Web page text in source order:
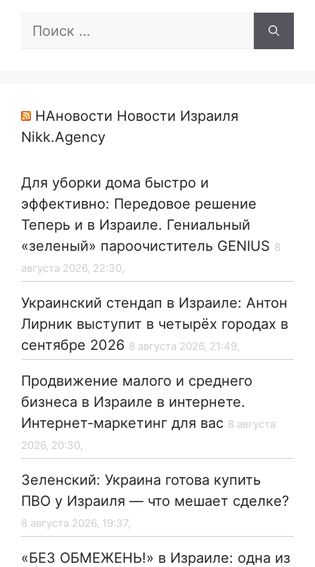
Поиск:
НАновости Новости Израиля
Nikk.Agency
Для уборки дома быстро и
эффективно: Передовое решение
Теперь и в Израиле. Гениальный
«зеленый» пароочиститель GENIUS 8
августа 2026, 22:30,
Украинский стендап в Израиле: Антон
Лирник выступит в четырёх городах в
сентябре 2026 8 августа 2026, 21:49,
Продвижение малого и среднего
бизнеса в Израиле в интернете.
Интернет-маркетинг для вас 8 августа
2026, 20:30,
Зеленский: Украина готова купить
ПВО у Израиля — что мешает сделке?
8 августа 2026, 19:37,
«БЕЗ ОБМЕЖЕНЬ!» в Израиле: одна из